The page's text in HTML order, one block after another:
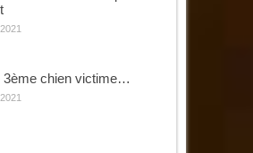
3ème chien victime…